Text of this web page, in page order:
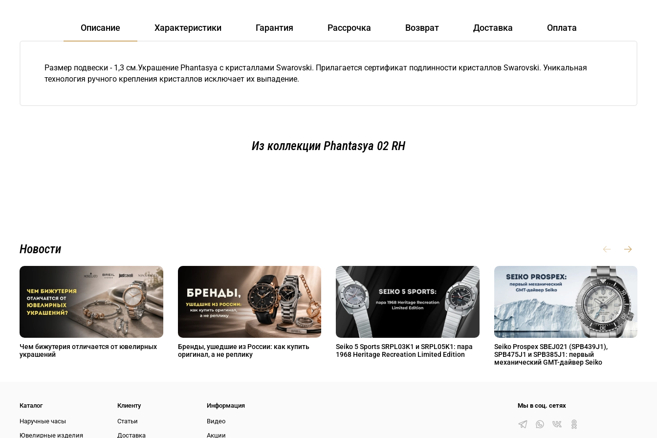
Описание Характеристики Гарантия Рассрочка Возврат Доставка Оплата
Размер подвески - 1,3 см.Украшение Phantasya c кристаллами Swarovski. Прилагается сертификат подлинности кристаллов Swarovski. Уникальная
технология ручного крепления кристаллов исключает их выпадение.
Из коллекции Phantasya 02 RH
Новости
Чем бижутерия отличается от ювелирных
украшений
Бренды, ушедшие из России: как купить
оригинал, а не реплику
Seiko 5 Sports SRPL03K1 и SRPL05K1: пара
1968 Heritage Recreation Limited Edition
Seiko Prospex SBEJ021 (SPB439J1),
SPB475J1 и SPB385J1: первый
механический GMT-дайвер Seiko
Каталог
Наручные часы
Ювелирные изделия
Клиенту
Статьи
Доставка
Информация
Видео
Акции
Мы в соц. сетях